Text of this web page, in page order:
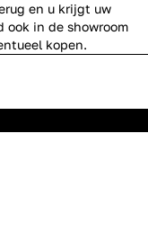
en u krijgt uw
in de showroom
kopen.